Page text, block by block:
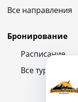
Все направления
Бронирование
Расписание
Все туры